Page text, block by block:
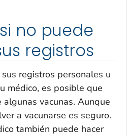
no puede
registros
registros personales u
médico, es posible que
vacunas. Aunque
a vacunarse es seguro.
también puede hacer